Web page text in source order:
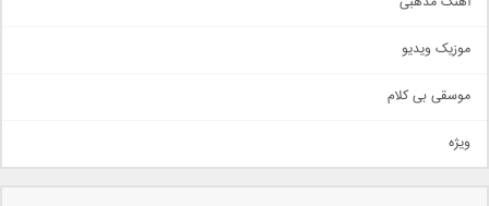
حماسی
سنتی
اهنگ بندرعباسی
دمو
مذهبی
موزیک ویدیو
موسقی بی کلام
ویژه